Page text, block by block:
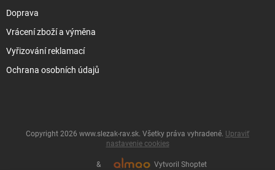
Doprava
Vrácení zboží a výměna
Vyřizování reklamací
Ochrana osobních údajů
& Vytvoril Shoptet
Copyright 2026 www.slezak-rav.sk. Všetky práva vyhradené. Upraviť
nastavenie cookies